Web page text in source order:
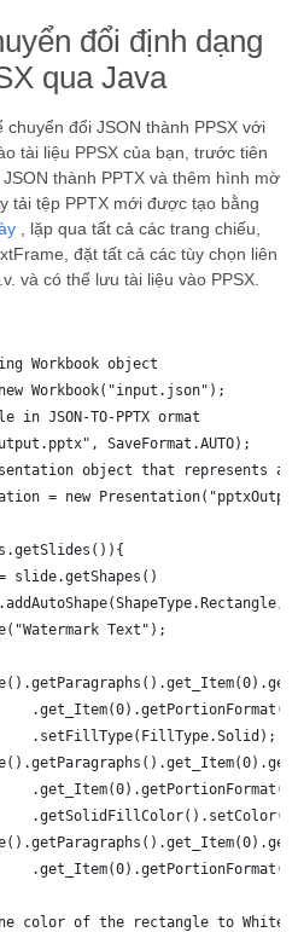
đổi định dạng
qua Java
đổi JSON thành PPSX với
tài liệu PPSX của bạn, trước tiên
thành PPTX và thêm hình mờ
tải tệp PPTX mới được tạo bằng
, lặp qua tất cả các trang chiếu,
đặt tất cả các tùy chọn liên
và có thể lưu tài liệu vào PPSX.
Workbook object
Workbook("input.json");
JSON-TO-PPTX ormat
SaveFormat.AUTO);
object that represents a
= new
slide.getShapes()
Text");
.setFillType(FillType.Solid);
color of the rectangle to White